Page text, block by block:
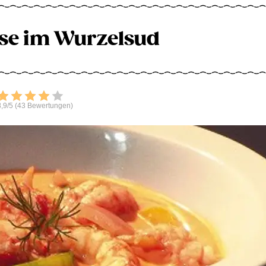
im Wurzelsud
Bewerten
5 (43 Bewertungen)